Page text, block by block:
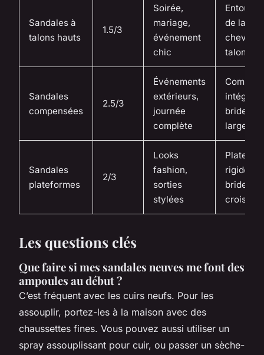
Sandales à
talons hauts
1.5/3
Soirée,
mariage,
événement
chic
de la
cheville,
talon fin
Sandales
compensées
2.5/3
Événements
extérieurs,
journée
complète
intégral,
brides
larges
Sandales
plateformes
2/3
Looks
fashion,
sorties
stylées
rigide,
brides
croisées
Les questions clés
Que faire si mes sandales neuves me font des
ampoules au début ?
C’est fréquent avec les cuirs neufs. Pour les
assouplir, portez-les à la maison avec des
chaussettes fines. Vous pouvez aussi utiliser un
spray assouplissant pour cuir, ou passer un sèche-